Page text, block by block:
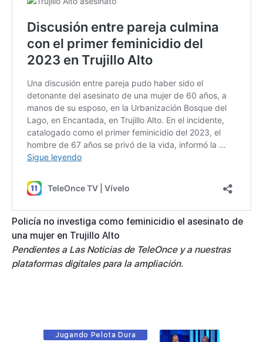
Policía no investiga como feminicidio el asesinato de
una mujer en Trujillo Alto
Pendientes a Las Noticias de TeleOnce y a nuestras
plataformas digitales para la ampliación.
Jugando Pelota Dura